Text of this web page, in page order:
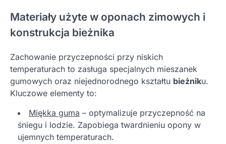
Materiały użyte w oponach zimowych i
konstrukcja bieżnika
Zachowanie przyczepności przy niskich
temperaturach to zasługa specjalnych mieszanek
gumowych oraz niejednorodnego kształtu bieżniku.
Kluczowe elementy to:
Miękka guma – optymalizuje przyczepność na
śniegu i lodzie. Zapobiega twardnieniu opony w
ujemnych temperaturach.